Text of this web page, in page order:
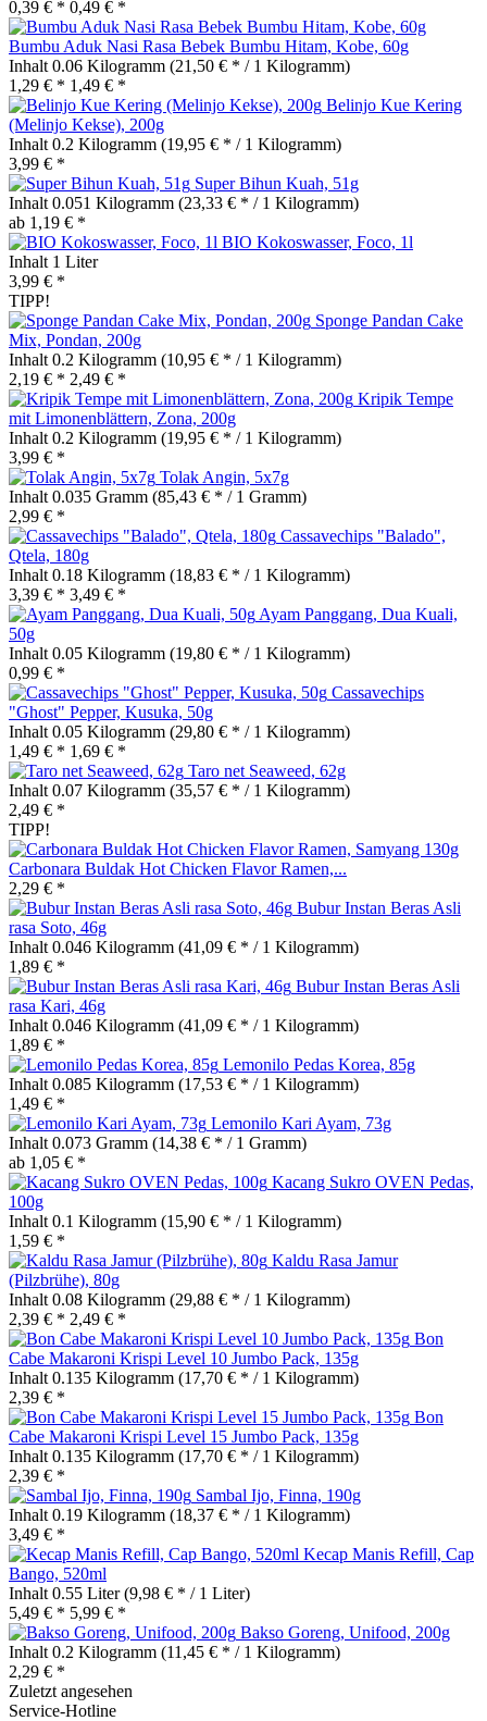
0,39 € * 0,49 € *
Bumbu Aduk Nasi Rasa Bebek Bumbu Hitam, Kobe, 60g
Inhalt 0.06 Kilogramm (21,50 € * / 1 Kilogramm)
1,29 € * 1,49 € *
Belinjo Kue Kering
(Melinjo Kekse), 200g
Inhalt 0.2 Kilogramm (19,95 € * / 1 Kilogramm)
3,99 € *
Super Bihun Kuah, 51g
Inhalt 0.051 Kilogramm (23,33 € * / 1 Kilogramm)
ab 1,19 € *
BIO Kokoswasser, Foco, 1l
Inhalt 1 Liter
3,99 € *
TIPP!
Sponge Pandan Cake
Mix, Pondan, 200g
Inhalt 0.2 Kilogramm (10,95 € * / 1 Kilogramm)
2,19 € * 2,49 € *
Kripik Tempe
mit Limonenblättern, Zona, 200g
Inhalt 0.2 Kilogramm (19,95 € * / 1 Kilogramm)
3,99 € *
Tolak Angin, 5x7g
Inhalt 0.035 Gramm (85,43 € * / 1 Gramm)
2,99 € *
Cassavechips "Balado",
Qtela, 180g
Inhalt 0.18 Kilogramm (18,83 € * / 1 Kilogramm)
3,39 € * 3,49 € *
Ayam Panggang, Dua Kuali,
50g
Inhalt 0.05 Kilogramm (19,80 € * / 1 Kilogramm)
0,99 € *
Cassavechips
"Ghost" Pepper, Kusuka, 50g
Inhalt 0.05 Kilogramm (29,80 € * / 1 Kilogramm)
1,49 € * 1,69 € *
Taro net Seaweed, 62g
Inhalt 0.07 Kilogramm (35,57 € * / 1 Kilogramm)
2,49 € *
TIPP!
Carbonara Buldak Hot Chicken Flavor Ramen,...
2,29 € *
Bubur Instan Beras Asli
rasa Soto, 46g
Inhalt 0.046 Kilogramm (41,09 € * / 1 Kilogramm)
1,89 € *
Bubur Instan Beras Asli
rasa Kari, 46g
Inhalt 0.046 Kilogramm (41,09 € * / 1 Kilogramm)
1,89 € *
Lemonilo Pedas Korea, 85g
Inhalt 0.085 Kilogramm (17,53 € * / 1 Kilogramm)
1,49 € *
Lemonilo Kari Ayam, 73g
Inhalt 0.073 Gramm (14,38 € * / 1 Gramm)
ab 1,05 € *
Kacang Sukro OVEN Pedas,
100g
Inhalt 0.1 Kilogramm (15,90 € * / 1 Kilogramm)
1,59 € *
Kaldu Rasa Jamur
(Pilzbrühe), 80g
Inhalt 0.08 Kilogramm (29,88 € * / 1 Kilogramm)
2,39 € * 2,49 € *
Bon
Cabe Makaroni Krispi Level 10 Jumbo Pack, 135g
Inhalt 0.135 Kilogramm (17,70 € * / 1 Kilogramm)
2,39 € *
Bon
Cabe Makaroni Krispi Level 15 Jumbo Pack, 135g
Inhalt 0.135 Kilogramm (17,70 € * / 1 Kilogramm)
2,39 € *
Sambal Ijo, Finna, 190g
Inhalt 0.19 Kilogramm (18,37 € * / 1 Kilogramm)
3,49 € *
Kecap Manis Refill, Cap
Bango, 520ml
Inhalt 0.55 Liter(9,98 € * / 1 Liter)
5,49 € * 5,99 € *
Bakso Goreng, Unifood, 200g
Inhalt 0.2 Kilogramm (11,45 € * / 1 Kilogramm)
2,29 € *
Zuletzt angesehen
Service-Hotline